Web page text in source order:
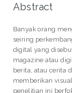
Abstract
Banyak orang
seiring
digital yang
magazine atau
berita, atau cerita
memberikan
penelitian ini